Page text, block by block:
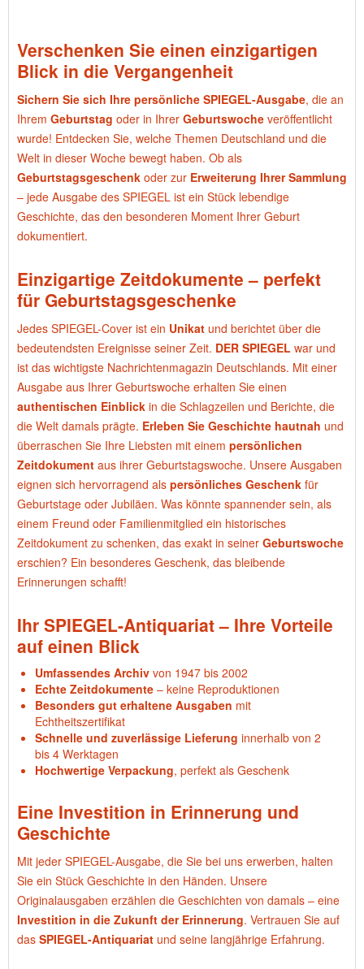
Verschenken Sie einen einzigartigen
Blick in die Vergangenheit
Sichern Sie sich Ihre persönliche SPIEGEL-Ausgabe, die an
Ihrem Geburtstag oder in Ihrer Geburtswoche veröffentlicht
wurde! Entdecken Sie, welche Themen Deutschland und die
Welt in dieser Woche bewegt haben. Ob als
Geburtstagsgeschenk oder zur Erweiterung Ihrer Sammlung
– jede Ausgabe des SPIEGEL ist ein Stück lebendige
Geschichte, das den besonderen Moment Ihrer Geburt
dokumentiert.
Einzigartige Zeitdokumente – perfekt
für Geburtstagsgeschenke
Jedes SPIEGEL-Cover ist ein Unikat und berichtet über die
bedeutendsten Ereignisse seiner Zeit. DER SPIEGEL war und
ist das wichtigste Nachrichtenmagazin Deutschlands. Mit einer
Ausgabe aus Ihrer Geburtswoche erhalten Sie einen
authentischen Einblick in die Schlagzeilen und Berichte, die
die Welt damals prägte. Erleben Sie Geschichte hautnah und
überraschen Sie Ihre Liebsten mit einem persönlichen
Zeitdokument aus ihrer Geburtstagswoche. Unsere Ausgaben
eignen sich hervorragend als persönliches Geschenk für
Geburtstage oder Jubiläen. Was könnte spannender sein, als
einem Freund oder Familienmitglied ein historisches
Zeitdokument zu schenken, das exakt in seiner Geburtswoche
erschien? Ein besonderes Geschenk, das bleibende
Erinnerungen schafft!
Ihr SPIEGEL-Antiquariat – Ihre Vorteile
auf einen Blick
Umfassendes Archiv von 1947 bis 2002
Echte Zeitdokumente – keine Reproduktionen
Besonders gut erhaltene Ausgaben mit
Echtheitszertifikat
Schnelle und zuverlässige Lieferung innerhalb von 2
bis 4 Werktagen
Hochwertige Verpackung, perfekt als Geschenk
Eine Investition in Erinnerung und
Geschichte
Mit jeder SPIEGEL-Ausgabe, die Sie bei uns erwerben, halten
Sie ein Stück Geschichte in den Händen. Unsere
Originalausgaben erzählen die Geschichten von damals – eine
Investition in die Zukunft der Erinnerung. Vertrauen Sie auf
das SPIEGEL-Antiquariat und seine langjährige Erfahrung.